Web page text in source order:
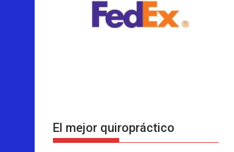
El mejor quiropráctico